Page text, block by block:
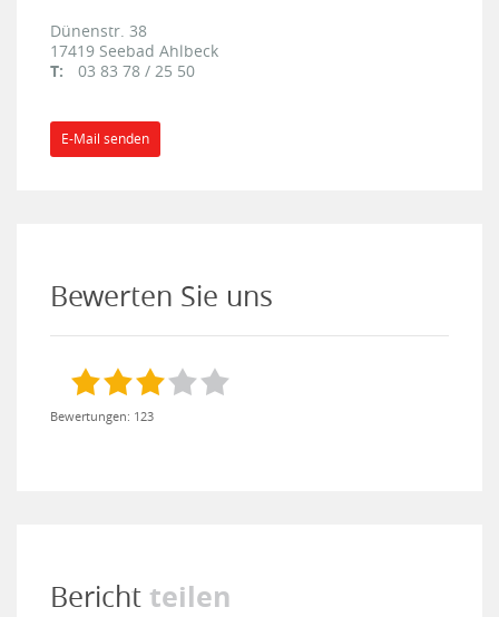
Dünenstr. 38
17419 Seebad Ahlbeck
T:
03 83 78 / 25 50
E-Mail senden
Bewerten Sie uns
Bewertungen: 123
Bericht teilen